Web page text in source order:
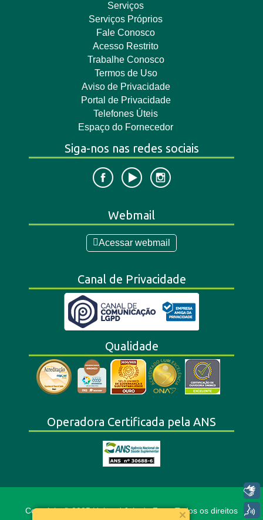
Serviços
Serviços Próprios
Fale Conosco
Acesso Restrito
Trabalhe Conosco
Termos de Uso
Aviso de Privacidade
Portal de Privacidade
Telefones Úteis
Espaço do Fornecedor
Siga-nos nas redes sociais
Webmail
Acessar webmail
Canal de Privacidade
Qualidade
Operadora Certificada pela ANS
Copyright © 2025 Unimed Juiz de Fora. Todos os direitos
Libras
Voz